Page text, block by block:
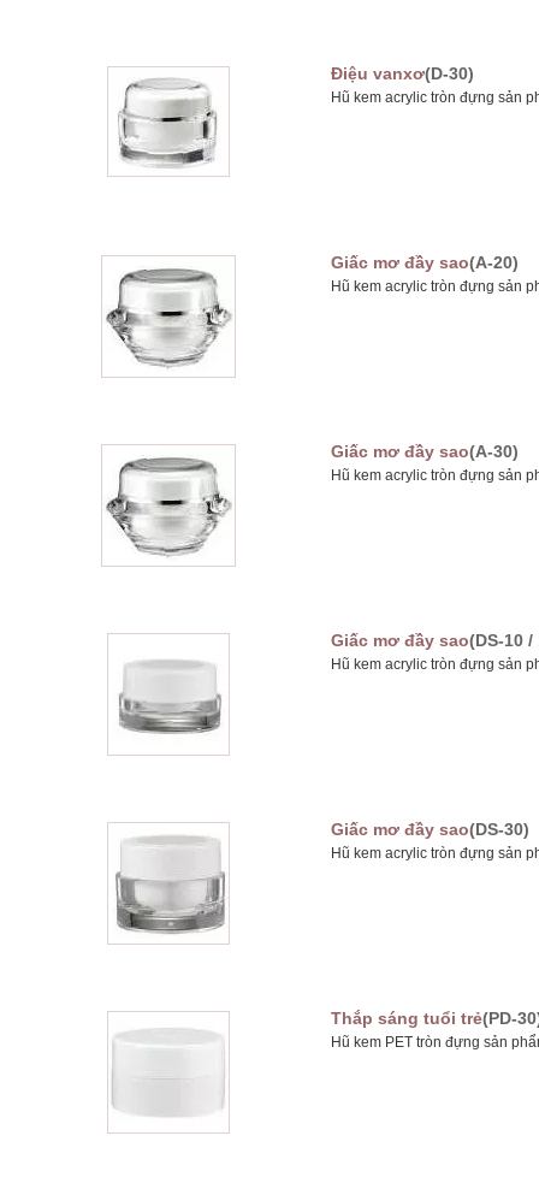
Điệu vanxơ(D-30)
Hũ kem acrylic tròn đựng sản
Giấc mơ đầy sao(A-20)
Hũ kem acrylic tròn đựng sản
Giấc mơ đầy sao(A-30)
Hũ kem acrylic tròn đựng sản
Giấc mơ đầy sao(DS-10 /
Hũ kem acrylic tròn đựng sản
Giấc mơ đầy sao(DS-30)
Hũ kem acrylic tròn đựng sản
Thắp sáng tuổi trẻ(PD-
Hũ kem PET tròn đựng sản